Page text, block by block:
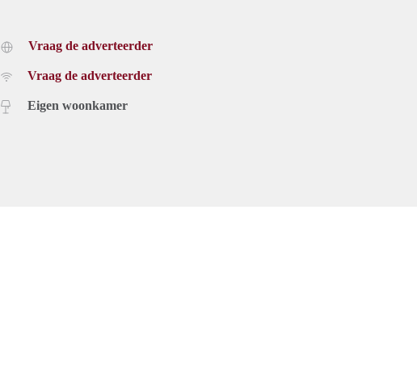
Vraag de adverteerder
Vraag de adverteerder
Eigen woonkamer